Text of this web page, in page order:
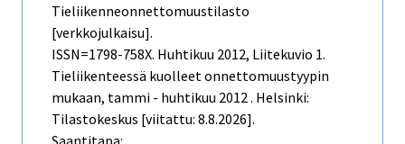
Tieliikenneonnettomuustilasto
[verkkojulkaisu].
ISSN=1798-758X. Huhtikuu 2012, Liitekuvio 1.
Tieliikenteessä kuolleet onnettomuustyypin
mukaan, tammi - huhtikuu 2012 . Helsinki:
Tilastokeskus [viitattu: 8.8.2026].